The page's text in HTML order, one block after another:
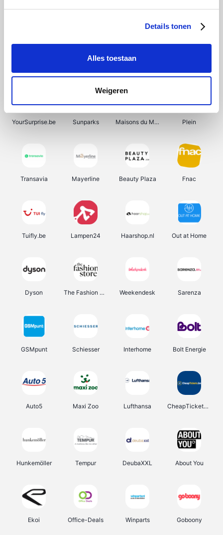
Details tonen
Alles toestaan
Weigeren
Shein Get Your Guide Bergfreunde Pazzox
YourSurprise.be Sunparks Maisons du Monde Plein
Transavia Mayerline Beauty Plaza Fnac
Tuifly.be Lampen24 Haarshop.nl Out at Home
Dyson The Fashion Store Weekendesk Sarenza
GSMpunt Schiesser Interhome Bolt Energie
Auto5 Maxi Zoo Lufthansa CheapTickets.be
Hunkemöller Tempur DeubaXXL About You
Ekoi Office-Deals Winparts Goboony